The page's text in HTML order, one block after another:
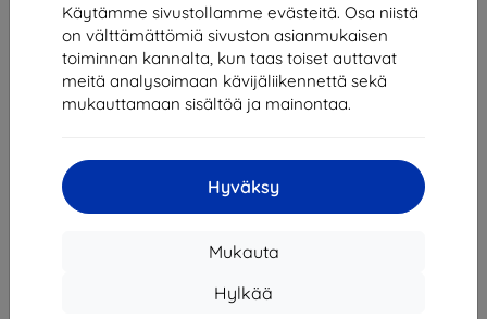
Käytämme sivustollamme evästeitä. Osa niistä
on välttämättömiä sivuston asianmukaisen
toiminnan kannalta, kun taas toiset auttavat
meitä analysoimaan kävijäliikennettä sekä
mukauttamaan sisältöä ja mainontaa.
Hyväksy
Mukauta
Hylkää
35,01 €
Varastossa 3 kpl
yhteensä5.